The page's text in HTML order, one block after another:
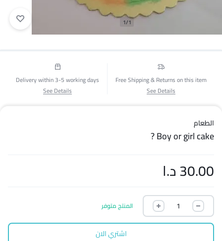
1/1
Free Shipping & Returns on this item
See Details
Delivery within 3-5 working days
See Details
الطعام
Boy or girl cake ?
30.00د.ا
المنتج متوفر
اشتري الان